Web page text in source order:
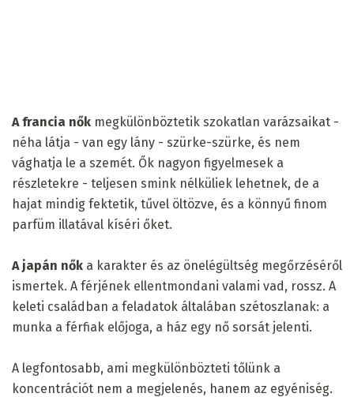
A francia nők megkülönböztetik szokatlan varázsaikat -
néha látja - van egy lány - szürke-szürke, és nem
vághatja le a szemét. Ők nagyon figyelmesek a
részletekre - teljesen smink nélküliek lehetnek, de a
hajat mindig fektetik, tűvel öltözve, és a könnyű finom
parfüm illatával kíséri őket.
A japán nők a karakter és az önelégültség megőrzéséről
ismertek. A férjének ellentmondani valami vad, rossz. A
keleti családban a feladatok általában szétoszlanak: a
munka a férfiak előjoga, a ház egy nő sorsát jelenti.
A legfontosabb, ami megkülönbözteti tőlünk a
koncentrációt nem a megjelenés, hanem az egyéniség.